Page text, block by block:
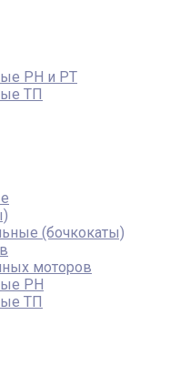
PH и PT
ТП
(бочкокаты)
моторов
PH
ТП